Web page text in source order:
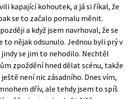
kapající kohoutek, a já si říkal, že
se to začalo pomalu měnit.
a když jsem navrhoval, že se
to nějak odsunulo. Jednou byli prý v
se jim to nehodilo. Nechtěl
zpoždění hned dělat scénu, takže
není nic zásadního. Dnes vím,
dřív, ale tehdy jsem to spíš